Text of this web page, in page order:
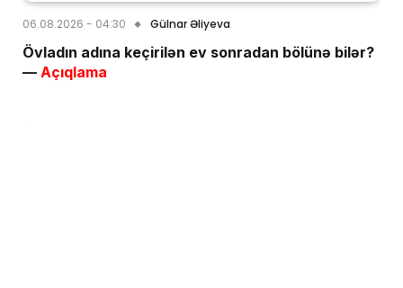
06.08.2026 - 04:30 Gülnar Əliyeva
Övladın adına keçirilən ev sonradan bölünə bilər?
— Açıqlama